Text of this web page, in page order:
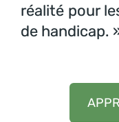
réalité pour
de handicap.